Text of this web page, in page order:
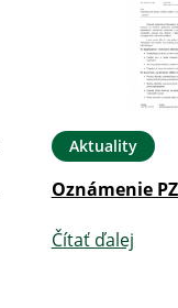
Aktuality
Oznámenie
Čítať ďalej